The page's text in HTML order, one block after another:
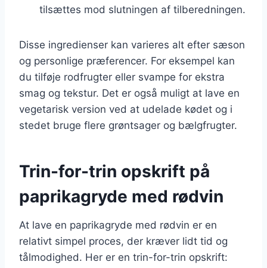
tilsættes mod slutningen af tilberedningen.
Disse ingredienser kan varieres alt efter sæson
og personlige præferencer. For eksempel kan
du tilføje rodfrugter eller svampe for ekstra
smag og tekstur. Det er også muligt at lave en
vegetarisk version ved at udelade kødet og i
stedet bruge flere grøntsager og bælgfrugter.
Trin-for-trin opskrift på
paprikagryde med rødvin
At lave en paprikagryde med rødvin er en
relativt simpel proces, der kræver lidt tid og
tålmodighed. Her er en trin-for-trin opskrift: